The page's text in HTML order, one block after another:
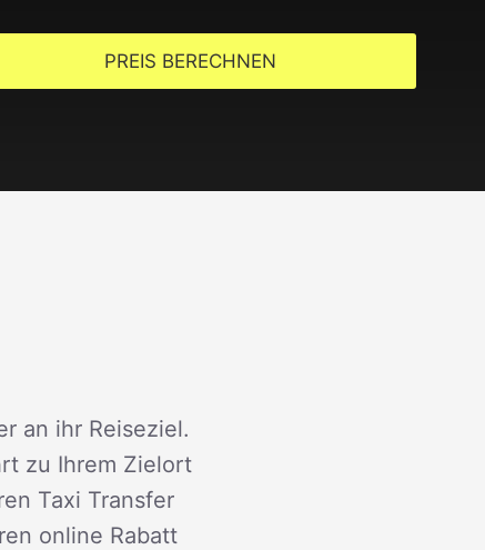
PREIS BERECHNEN
an ihr Reiseziel.
zu Ihrem Zielort
Taxi Transfer
online Rabatt